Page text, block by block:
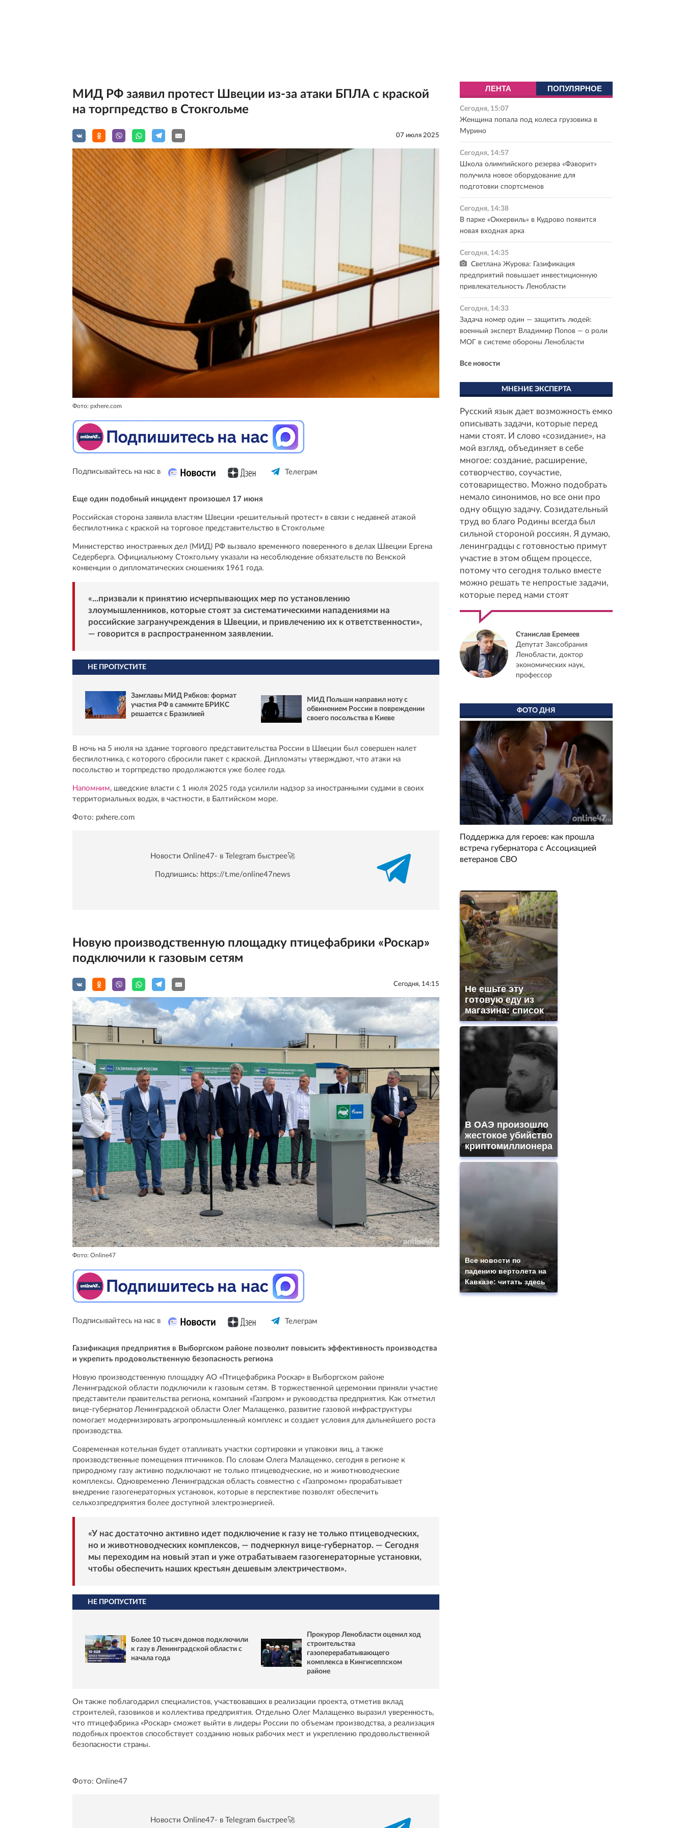
МИД РФ заявил протест Швеции из-за атаки БПЛА с краской
на торгпредство в Стокгольме
07 июля 2025
Фото: pxhere.com
Подписывайтесь на нас в Телеграм
Еще один подобный инцидент произошел 17 июня
Российская сторона заявила властям Швеции «решительный протест» в связи с недавней атакой
беспилотника с краской на торговое представительство в Стокгольме
Министерство иностранных дел (МИД) РФ вызвало временного поверенного в делах Швеции Ергена
Седерберга. Официальному Стокгольму указали на несоблюдение обязательств по Венской
конвенции о дипломатических сношениях 1961 года.
«...призвали к принятию исчерпывающих мер по установлению
злоумышленников, которые стоят за систематическими нападениями на
российские загранучреждения в Швеции, и привлечению их к ответственности»,
— говорится в распространенном заявлении.
НЕ ПРОПУСТИТЕ
Замглавы МИД Рябков: формат
участия РФ в саммите БРИКС
решается с Бразилией
МИД Польши направил ноту с
обвинением России в повреждении
своего посольства в Киеве
В ночь на 5 июля на здание торгового представительства России в Швеции был совершен налет
беспилотника, с которого сбросили пакет с краской. Дипломаты утверждают, что атаки на
посольство и торгпредство продолжаются уже более года.
Напомним, шведские власти с 1 июля 2025 года усилили надзор за иностранными судами в своих
территориальных водах, в частности, в Балтийском море.
Фото: pxhere.com
Новости Online47- в Telegram быстрее🚀
Подпишись: https://t.me/online47news
Новую производственную площадку птицефабрики «Роскар»
подключили к газовым сетям
Сегодня, 14:15
Фото: Online47
Подписывайтесь на нас в Телеграм
Газификация предприятия в Выборгском районе позволит повысить эффективность производства
и укрепить продовольственную безопасность региона
Новую производственную площадку АО «Птицефабрика Роскар» в Выборгском районе
Ленинградской области подключили к газовым сетям. В торжественной церемонии приняли участие
представители правительства региона, компаний «Газпром» и руководства предприятия. Как отметил
вице-губернатор Ленинградской области Олег Малащенко, развитие газовой инфраструктуры
помогает модернизировать агропромышленный комплекс и создает условия для дальнейшего роста
производства.
Современная котельная будет отапливать участки сортировки и упаковки яиц, а также
производственные помещения птичников. По словам Олега Малащенко, сегодня в регионе к
природному газу активно подключают не только птицеводческие, но и животноводческие
комплексы. Одновременно Ленинградская область совместно с «Газпромом» прорабатывает
внедрение газогенераторных установок, которые в перспективе позволят обеспечить
сельхозпредприятия более доступной электроэнергией.
«У нас достаточно активно идет подключение к газу не только птицеводческих,
но и животноводческих комплексов, — подчеркнул вице-губернатор. — Сегодня
мы переходим на новый этап и уже отрабатываем газогенераторные установки,
чтобы обеспечить наших крестьян дешевым электричеством».
НЕ ПРОПУСТИТЕ
Более 10 тысяч домов подключили
к газу в Ленинградской области с
начала года
Прокурор Ленобласти оценил ход
строительства
газоперерабатывающего
комплекса в Кингисеппском
районе
Он также поблагодарил специалистов, участвовавших в реализации проекта, отметив вклад
строителей, газовиков и коллектива предприятия. Отдельно Олег Малащенко выразил уверенность,
что птицефабрика «Роскар» сможет выйти в лидеры России по объемам производства, а реализация
подобных проектов способствует созданию новых рабочих мест и укреплению продовольственной
безопасности страны.
Фото: Online47
Новости Online47- в Telegram быстрее🚀
ЛЕНТА ПОПУЛЯРНОЕ
Сегодня, 15:07
Женщина попала под колеса грузовика в
Мурино
Сегодня, 14:57
Школа олимпийского резерва «Фаворит»
получила новое оборудование для
подготовки спортсменов
Сегодня, 14:38
В парке «Оккервиль» в Кудрово появится
новая входная арка
Сегодня, 14:35
Светлана Журова: Газификация
предприятий повышает инвестиционную
привлекательность Ленобласти
Сегодня, 14:33
Задача номер один — защитить людей:
военный эксперт Владимир Попов — о роли
МОГ в системе обороны Ленобласти
Все новости
МНЕНИЕ ЭКСПЕРТА
Русский язык дает возможность емко
описывать задачи, которые перед
нами стоят. И слово «созидание», на
мой взгляд, объединяет в себе
многое: создание, расширение,
сотворчество, соучастие,
сотоварищество. Можно подобрать
немало синонимов, но все они про
одну общую задачу. Созидательный
труд во благо Родины всегда был
сильной стороной россиян. Я думаю,
ленинградцы с готовностью примут
участие в этом общем процессе,
потому что сегодня только вместе
можно решать те непростые задачи,
которые перед нами стоят
Станислав Еремеев
Депутат Заксобрания
Ленобласти, доктор
экономических наук,
профессор
ФОТО ДНЯ
Поддержка для героев: как прошла
встреча губернатора с Ассоциацией
ветеранов СВО
Не ешьте эту
готовую еду из
магазина: список
В ОАЭ произошло
жестокое убийство
криптомиллионера
Все новости по
падению вертолета на
Кавказе: читать здесь